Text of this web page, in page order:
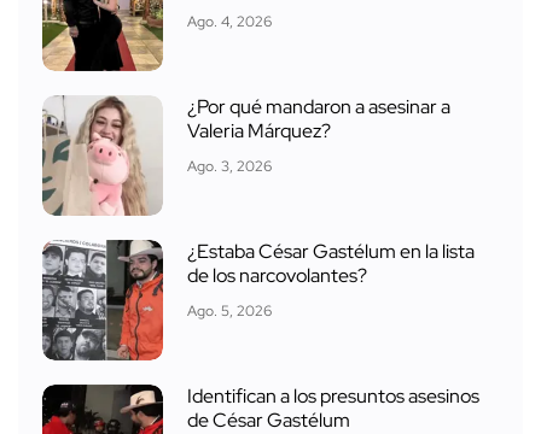
Ago. 4, 2026
¿Por qué mandaron a asesinar a
Valeria Márquez?
Ago. 3, 2026
¿Estaba César Gastélum en la lista
de los narcovolantes?
Ago. 5, 2026
Identifican a los presuntos asesinos
de César Gastélum